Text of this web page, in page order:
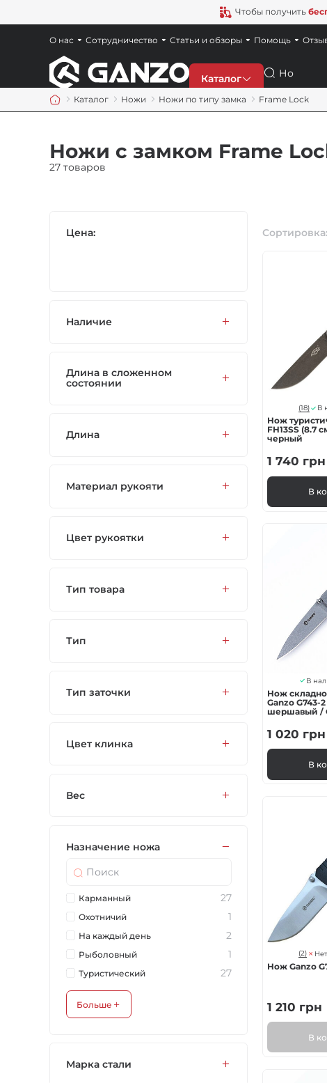
Чтобы получить
Каталог
Газовые горелки
Для защитников
Поиск
О нас Сотрудничество Статьи и обзоры Помощь
Каталог Ножи Ножи по типу замка Frame Lock
Ножи с замком Frame
27 товаров
Сортировка:
(18) В
Нож
FH13SS (8.7
черный
1 740 грн
В
В
Нож
Ganzo G743-
шершавый /
1 020 грн
В
(2)
Нож Ganzo
1 210 грн
В
Цена:
Наличие
Длина в сложенном
состоянии
Длина
Материал рукояти
Цвет рукоятки
Тип товара
Тип
Тип заточки
Цвет клинка
Вес
Назначение ножа
Карманный 27
Охотничий 1
На каждый день 2
Рыболовный 1
Туристический 27
Больше
Марка стали